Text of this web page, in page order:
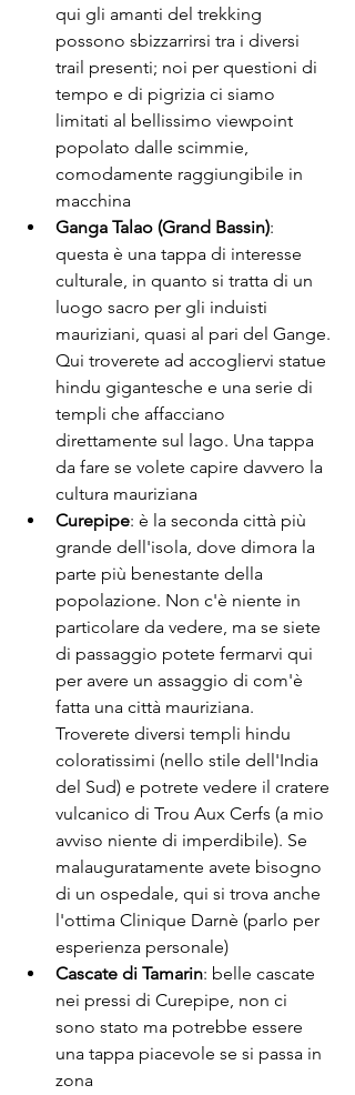
qui gli amanti del trekking
possono sbizzarrirsi tra i diversi
trail presenti; noi per questioni di
tempo e di pigrizia ci siamo
limitati al bellissimo viewpoint
popolato dalle scimmie,
comodamente raggiungibile in
macchina
Ganga Talao (Grand Bassin):
questa è una tappa di interesse
culturale, in quanto si tratta di un
luogo sacro per gli induisti
mauriziani, quasi al pari del Gange.
Qui troverete ad accogliervi statue
hindu gigantesche e una serie di
templi che affacciano
direttamente sul lago. Una tappa
da fare se volete capire davvero la
cultura mauriziana
Curepipe: è la seconda città più
grande dell'isola, dove dimora la
parte più benestante della
popolazione. Non c'è niente in
particolare da vedere, ma se siete
di passaggio potete fermarvi qui
per avere un assaggio di com'è
fatta una città mauriziana.
Troverete diversi templi hindu
coloratissimi (nello stile dell'India
del Sud) e potrete vedere il cratere
vulcanico di Trou Aux Cerfs (a mio
avviso niente di imperdibile). Se
malauguratamente avete bisogno
di un ospedale, qui si trova anche
l'ottima Clinique Darnè (parlo per
esperienza personale)
Cascate di Tamarin: belle cascate
nei pressi di Curepipe, non ci
sono stato ma potrebbe essere
una tappa piacevole se si passa in
zona